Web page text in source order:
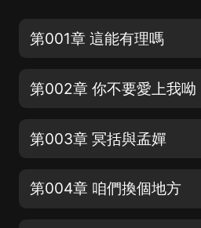
第001章 這能有理嗎
第002章 你不要愛上我呦
第003章 冥括與孟嬋
第004章 咱們換個地方